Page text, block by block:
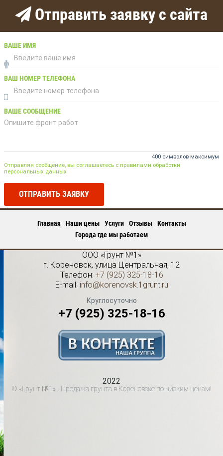
Отправить заявку с сайта
ВАШЕ ИМЯ
ВАШ НОМЕР ТЕЛЕФОНА
ВАШЕ СООБЩЕНИЕ
400 символов максимум
Отправляя сообщение, вы соглашаетесь с правилами обработки
персональных данных
ОТПРАВИТЬ ЗАЯВКУ
Главная Наши цены Услуги Отзывы
Контакты
Города где мы работаем
ООО «Грунт №1»
г. Кореновск, улица Центральная, 12
Телефон: +7 (925) 325-18-16
E-mail: info@korenovsk.1grunt.ru
Круглосуточно
+7 (925) 325-18-16
2022
© «Грунт №1» - Продажа грунта в Кореновске по низким ценам!